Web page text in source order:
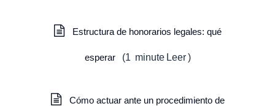
Estructura de honorarios legales: qué
esperar (1 minute Leer )
Cómo actuar ante un procedimiento de